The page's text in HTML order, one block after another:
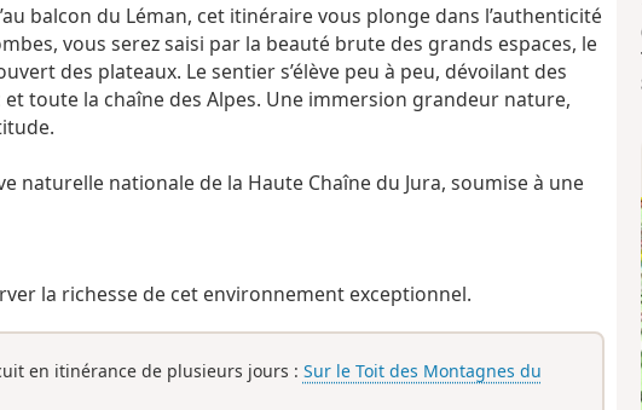
balcon du Léman, cet itinéraire vous plonge dans l’authenticité
vous serez saisi par la beauté brute des grands espaces, le
des plateaux. Le sentier s’élève peu à peu, dévoilant des
toute la chaîne des Alpes. Une immersion grandeur nature,
naturelle nationale de la Haute Chaîne du Jura, soumise à une
la richesse de cet environnement exceptionnel.
en itinérance de plusieurs jours : Sur le Toit des Montagnes du